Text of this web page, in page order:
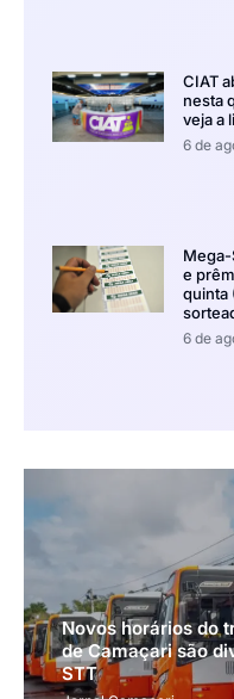
CIAT
nesta
veja a
6 de
Mega-
e
quinta
6 de
Novos horários do
de Camaçari são
STT